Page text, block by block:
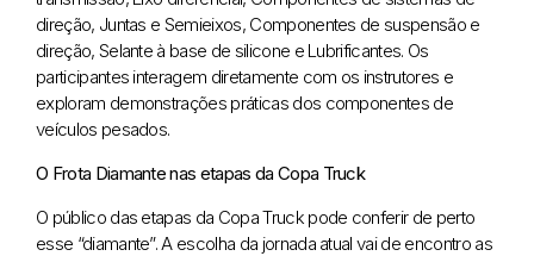
direção, Juntas e Semieixos, Componentes de suspensão e
direção, Selante à base de silicone e Lubrificantes. Os
participantes interagem diretamente com os instrutores e
exploram demonstrações práticas dos componentes de
veículos pesados.
O Frota Diamante nas etapas da Copa Truck
O público das etapas da Copa Truck pode conferir de perto
esse “diamante”. A escolha da jornada atual vai de encontro as